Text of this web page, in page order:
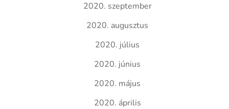
2020. szeptember
2020. augusztus
2020. július
2020. június
2020. május
2020. április